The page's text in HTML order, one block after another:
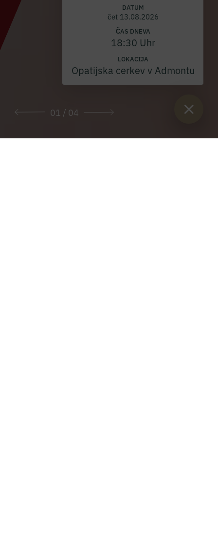
01 / 04
DATUM
čet 13.08.2026
ČAS DNEVA
18:30 Uhr
LOKACIJA
Opatijska cerkev v Admontu